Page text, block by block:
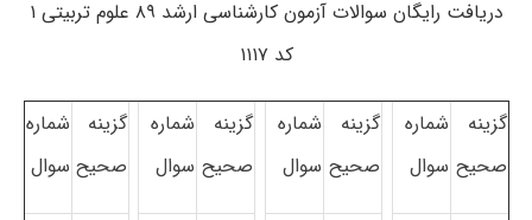
دریافت رایگان سوالات آزمون کارشناسی ارشد ۸۹ علوم تربیتی ۱
کد ۱۱۱۷
گزینه
صحیح
شماره
سوال
گزینه
صحیح
شماره
سوال
گزینه
صحیح
شماره
سوال
گزینه
صحیح
شماره
سوال